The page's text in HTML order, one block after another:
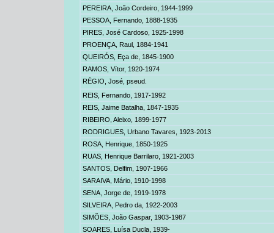
PEREIRA, João Cordeiro, 1944-1999
PESSOA, Fernando , 1888-1935
PIRES, José Cardoso, 1925-1998
PROENÇA, Raul , 1884-1941
QUEIRÓS, Eça de , 1845-1900
RAMOS, Vítor, 1920-1974
RÉGIO, José, pseud.
REIS, Fernando , 1917-1992
REIS, Jaime Batalha , 1847-1935
RIBEIRO, Aleixo , 1899-1977
RODRIGUES, Urbano Tavares,
1923-2013
ROSA, Henrique, 1850-1925
RUAS, Henrique Barrilaro, 1921-2003
SANTOS, Delfim, 1907-1966
SARAIVA, Mário, 1910-1998
SENA, Jorge de, 1919-1978
SILVEIRA, Pedro da , 1922-2003
SIMÕES, João Gaspar, 1903-1987
SOARES, Luísa Ducla, 1939-